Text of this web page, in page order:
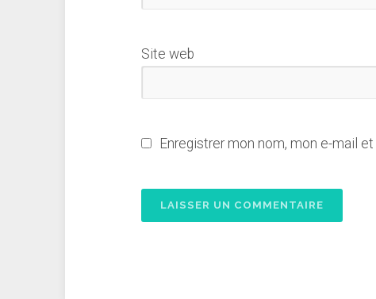
Site web
Enregistrer mon nom, mon e-mail